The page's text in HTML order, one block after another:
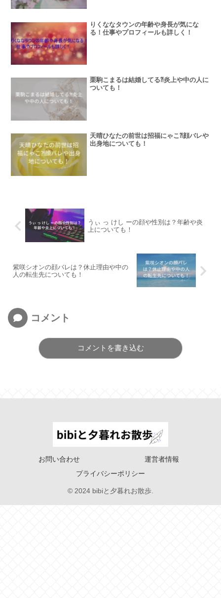
りくななタウンの年齢や身長が気にな
る！仕事やプロフィールも詳しく！
栗駒こまるは結婚してる⁈炎上や中の人に
ついても！
天晴ひなたの前世は招福にゃこ⁈顔バレや
出身地についても！
うぃ っ けし ーの顔や性別は？年齢や炎
上についても！
紫咲シオンの顔バレは？休止理由や中の
人の転生先についても！
コメント
コメントを書き込む
お問い合わせ
運営者情報
プライバシーポリシー
© 2024 bibiと夕暮れお散歩.